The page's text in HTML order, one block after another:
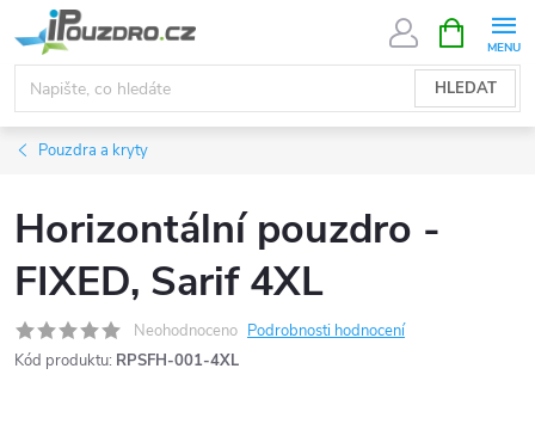
na
obsah
HLEDAT
NÁKUPNÍ
KOŠÍK
Pouzdra a kryty
Horizontální pouzdro -
FIXED, Sarif 4XL
Neohodnoceno Podrobnosti hodnocení
Kód produktu: RPSFH-001-4XL